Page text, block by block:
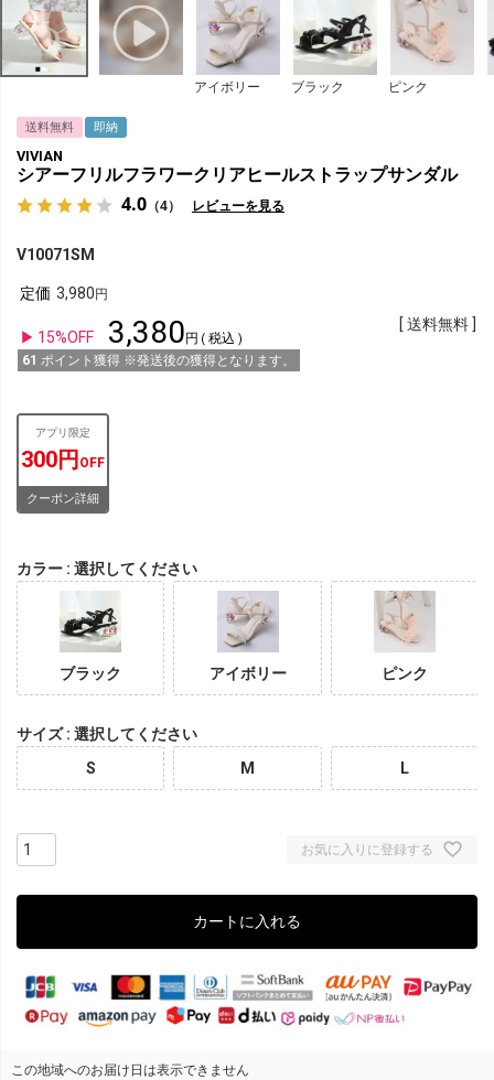
アイボリー ブラック ピンク
送料無料 即納
VIVIAN
シアーフリルフラワークリアヒールストラップサンダル
4.0 （4） レビューを見る
V10071SM
定価 3,980
15%OFF 3,380
税込
61 ポイント獲得 ※発送後の獲得となります。
送料無料
アプリ限定
300円 OFF
クーポン詳細
カラー 選択してください
ブラック アイボリー ピンク
サイズ
選択してください
S
M L
お気に入りに登録する
カートに入れる
この地域へのお届け日は表示できません